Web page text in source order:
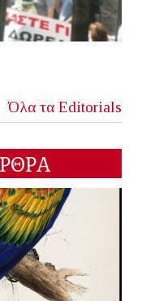
Όλα τα Editorials